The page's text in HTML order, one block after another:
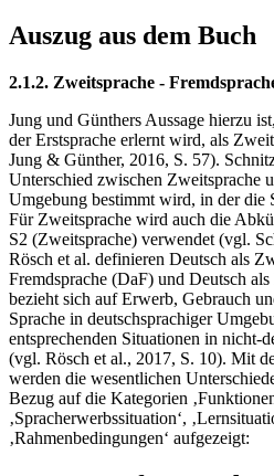
Auszug aus dem Buch
2.1.2. Zweitsprache -
Jung und Günthers Aussage hierzu
der Erstsprache erlernt wird, als
Jung & Günther, 2016, S. 57).
Unterschied zwischen Zweitsprache
Umgebung bestimmt wird, in der die
Für Zweitsprache wird auch die
S2 (Zweitsprache) verwendet (vgl.
Rösch et al. definieren Deutsch als
Fremdsprache (DaF) und Deutsch
bezieht sich auf Erwerb, Gebrauch
Sprache in deutschsprachiger
entsprechenden Situationen in nicht-
(vgl. Rösch et al., 2017, S. 10). Mit
werden die wesentlichen
Bezug auf die Kategorien
‚Spracherwerbssituation‘,
‚Rahmenbedingungen‘ aufgezeigt: